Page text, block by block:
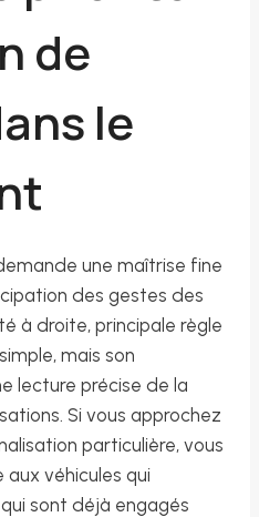
de
le
une maîtrise fine
des gestes des
à droite, principale règle
mais son
lecture précise de la
Si vous approchez
particulière, vous
véhicules qui
sont déjà engagés